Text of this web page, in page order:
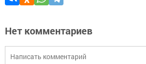
Нет комментариев